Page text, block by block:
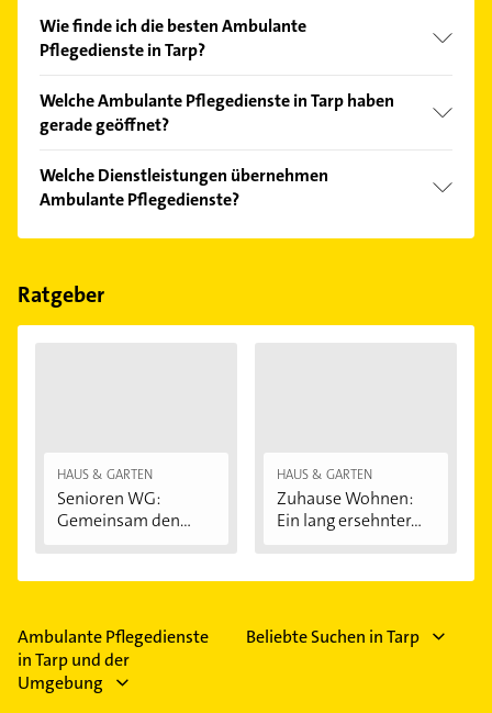
Wie finde ich die besten Ambulante
Pflegedienste in Tarp?
Kundenmeinungen und profitieren Sie von den
Empfehlungen. Die Suchergebnisse können Sie sich
Welche Ambulante Pflegedienste in Tarp haben
gerade geöffnet?
Bitte beachten Sie, dass diese an Sonn- und
Feiertagen abweichen können.
Welche Dienstleistungen übernehmen
Ambulante Pflegedienste?
Folgende Leistungen werden angeboten:
Ratgeber
HAUS & GARTEN
Senioren WG:
Gemeinsam den
HAUS & GARTEN
Zuhause Wohnen:
Ein lang ersehnter...
Ambulante Pflegedienste
in Tarp und der
Umgebung
Beliebte Suchen in Tarp